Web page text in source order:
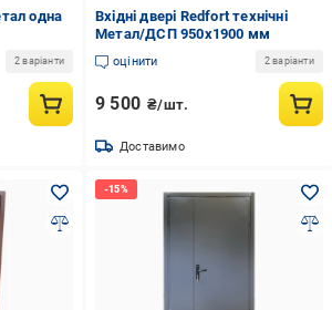
одна
2 варіанти
Вхідні двері Redfort технічні
Метал/ДСП 950х1900 мм
оцінити 2 варіанти
9 500 ₴/шт.
Доставимо